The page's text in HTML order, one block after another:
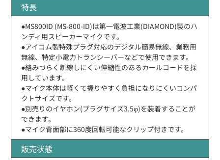
特長
●MS800ID (MS-800-ID)は第一電波工業(DIAMOND)製のハ
ンディ用スピーカーマイクです。
●アイコム製特殊プラグ対応のデジタル簡易無線、業務用
無線、特定小電力トランシーバーなどで使用できます。
●絡みづらく断線しにくい伸縮性のあるカールコードを採
用しています。
●マイク本体は軽くて握りやすく負担になりにくいコンパ
クトサイズです。
●別売りのイヤホン(プラグサイズ3.5φ)を装着することが
できます。
●マイク背面部に360度回転可能なクリップ付きです。
販売状態